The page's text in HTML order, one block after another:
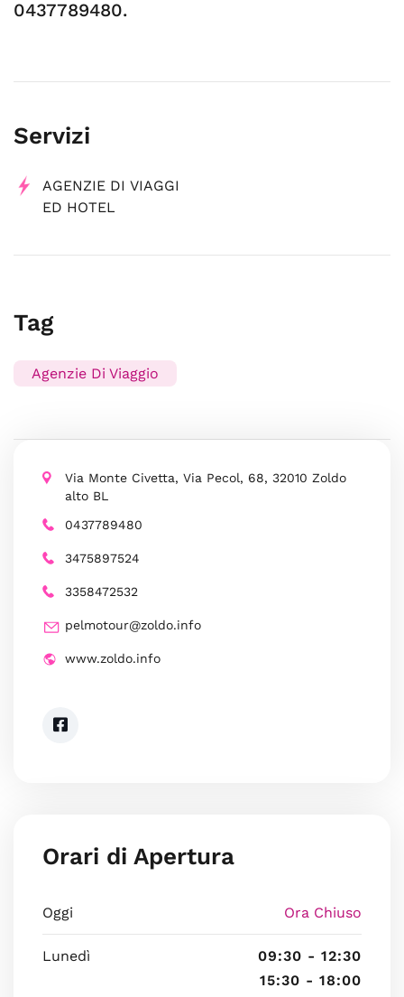
0437789480.
Servizi
AGENZIE DI VIAGGI
ED HOTEL
Tag
Agenzie Di Viaggio
Via Monte Civetta, Via Pecol, 68, 32010 Zoldo
alto BL
0437789480
3475897524
3358472532
pelmotour@zoldo.info
www.zoldo.info
Orari di Apertura
Oggi Ora Chiuso
Lunedì
09:30 - 12:30
15:30 - 18:00